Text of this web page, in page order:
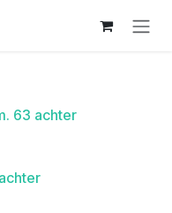
63 achter